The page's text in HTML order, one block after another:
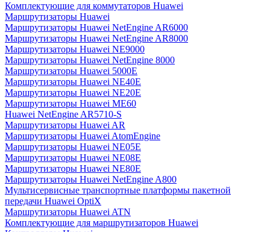
Комплектующие для коммутаторов Huawei
Маршрутизаторы Huawei
Маршрутизаторы Huawei NetEngine AR6000
Маршрутизаторы Huawei NetEngine AR8000
Маршрутизаторы Huawei NE9000
Маршрутизаторы Huawei NetEngine 8000
Маршрутизаторы Huawei 5000E
Маршрутизаторы Huawei NE40E
Маршрутизаторы Huawei NE20E
Маршрутизаторы Huawei ME60
Huawei NetEngine AR5710-S
Маршрутизаторы Huawei AR
Маршрутизаторы Huawei AtomEngine
Маршрутизаторы Huawei NE05E
Маршрутизаторы Huawei NE08E
Маршрутизаторы Huawei NE80E
Маршрутизаторы Huawei NetEngine A800
Мультисервисные транспортные платформы пакетной
передачи Huawei OptiX
Маршрутизаторы Huawei ATN
Комплектующие для маршрутизаторов Huawei